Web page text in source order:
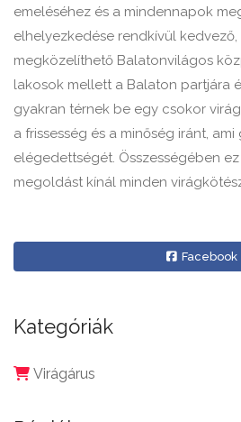
emeléséhez és a mindennapok
elhelyezkedése rendkívül
megközelíthető Balatonvilágos
lakosok mellett a Balaton partjára
gyakran térnek be egy csokor
a frissesség és a minőség iránt,
elégedettségét. Összességében
megoldást kínál minden
Facebook
Kategóriák
Virágárus